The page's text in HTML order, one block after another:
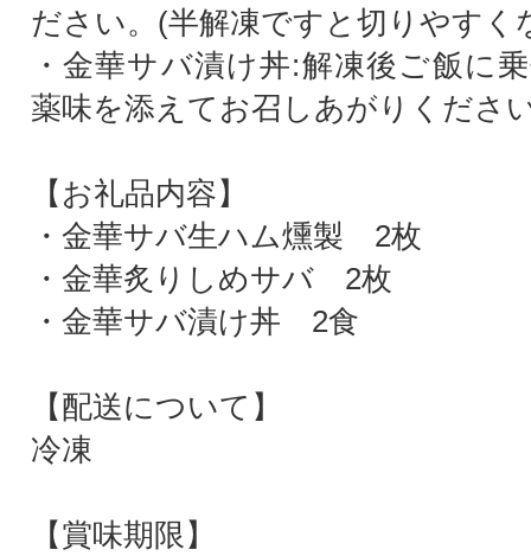
ださい。(半解凍ですと切りやすく
・金華サバ漬け丼:解凍後ご飯に
薬味を添えてお召しあがりくださ
【お礼品内容】
・金華サバ生ハム燻製 2枚
・金華炙りしめサバ 2枚
・金華サバ漬け丼 2食
【配送について】
冷凍
【賞味期限】